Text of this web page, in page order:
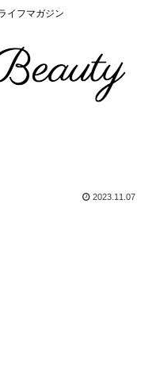
イフマガジン
2023.11.07